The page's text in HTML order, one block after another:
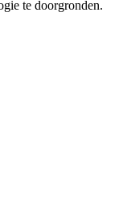
te doorgronden.